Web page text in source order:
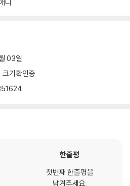
니
03일
기확인중
한줄평
첫번째 한줄평을
남겨주세요.